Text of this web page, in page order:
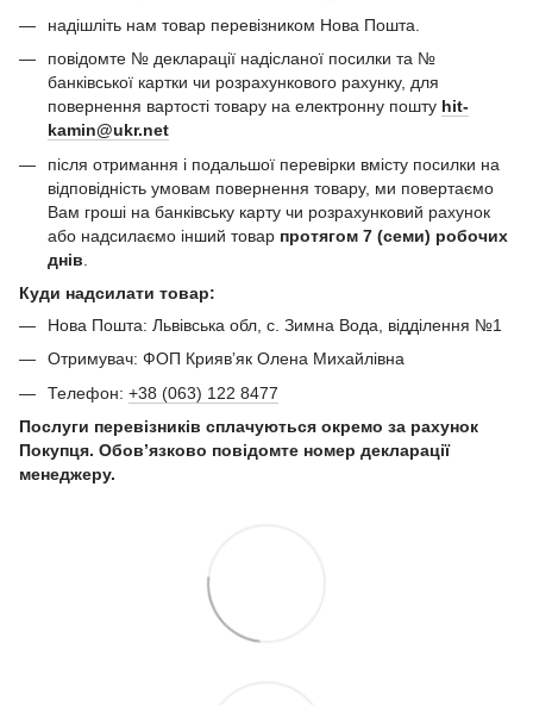
надішліть нам товар перевізником Нова Пошта.
повідомте № декларації надісланої посилки та №
банківської картки чи розрахункового рахунку, для
повернення вартості товару на електронну пошту hit-
kamin@ukr.net
після отримання і подальшої перевірки вмісту посилки на
відповідність умовам повернення товару, ми повертаємо
Вам гроші на банківську карту чи розрахунковий рахунок
або надсилаємо інший товар протягом 7 (семи) робочих
днів
Куди надсилати товар:
Нова Пошта: Львівська обл, с. Зимна Вода, відділення №1
Отримувач: ФОП Криявʼяк Олена Михайлівна
Телефон: +38 (063) 122 8477
Послуги перевізників сплачуються окремо за рахунок
Покупця. Обов’язково повідомте номер декларації
менеджеру.